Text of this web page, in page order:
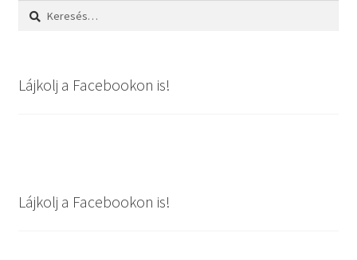
Keresés:
Lájkolj a Facebookon is!
Lájkolj a Facebookon is!